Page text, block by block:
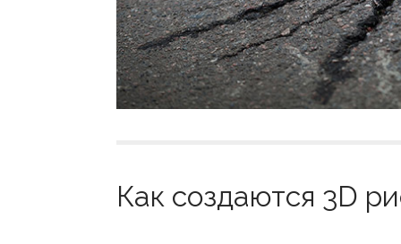
Как создаются 3D